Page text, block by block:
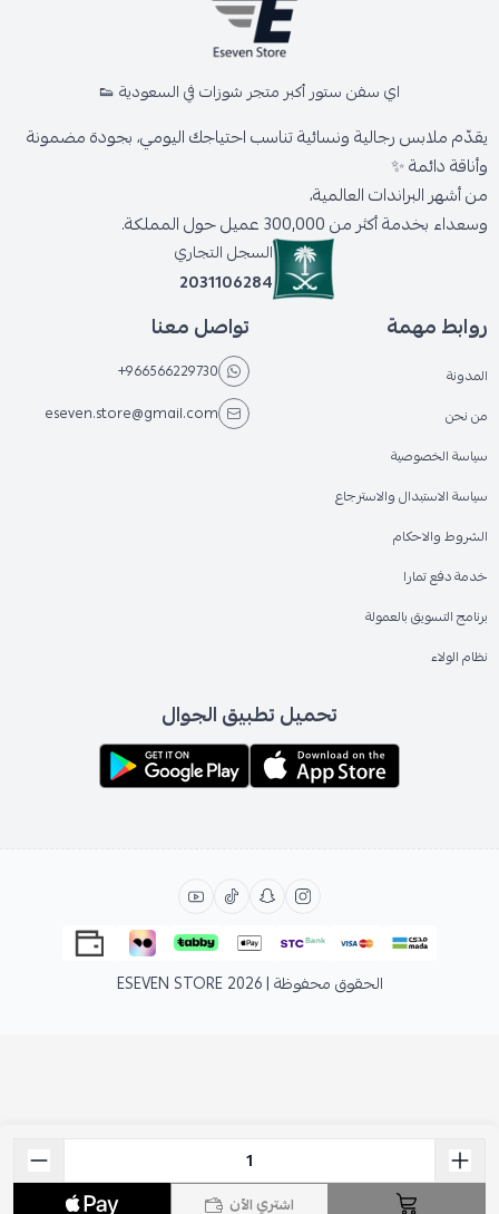
اشتري الآن
اي سفن ستور أكبر متجر شوزات في السعودية 👟
يقدّم ملابس رجالية ونسائية تناسب احتياجك اليومي، بجودة مضمونة
وأناقة دائمة ✨
من أشهر البراندات العالمية،
وسعداء بخدمة أكثر من 300,000 عميل حول المملكة.
السجل التجاري
2031106284
روابط مهمة
المدونة
من نحن
سياسة الخصوصية
سياسة الاستبدال والاسترجاع
الشروط والاحكام
خدمة دفع تمارا
برنامج التسويق بالعمولة
نظام الولاء
تواصل معنا
+966566229730
eseven.store@gmail.com
تحميل تطبيق الجوال
الحقوق محفوظة | 2026 ESEVEN STORE